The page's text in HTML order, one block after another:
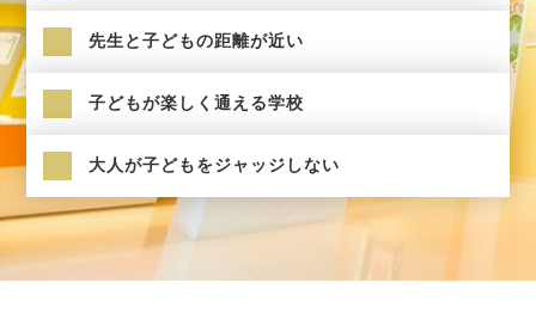
先生と子どもの距離が近い
子どもが楽しく通える学校
大人が子どもをジャッジしない